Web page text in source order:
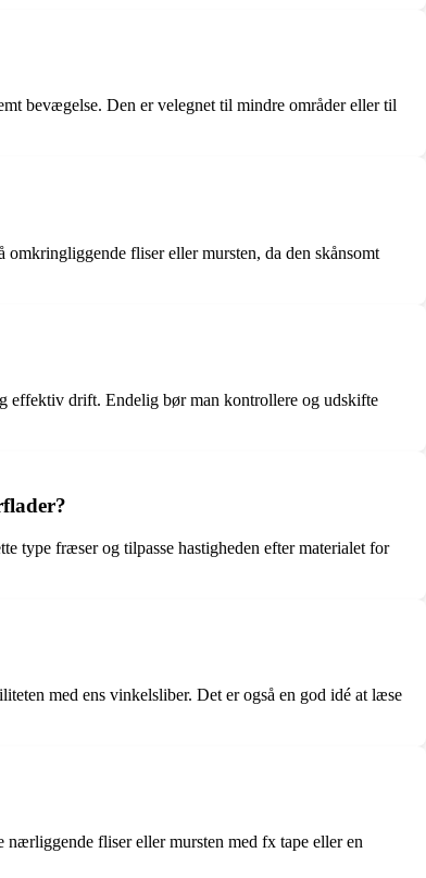
bevægelse. Den er velegnet til mindre områder eller til
fliser eller mursten, da den skånsomt
effektiv drift. Endelig bør man kontrollere og udskifte
type fræser og tilpasse hastigheden efter materialet for
med ens vinkelsliber. Det er også en god idé at læse
fliser eller mursten med fx tape eller en